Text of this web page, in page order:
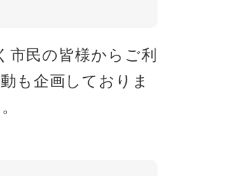
市民の皆様からご利
も企画しておりま